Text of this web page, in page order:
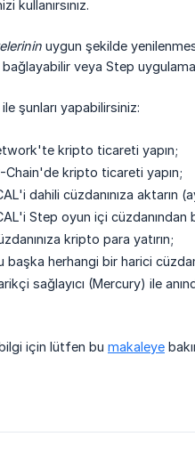
kullanırsınız.
uygun şekilde
veya Step
şunları yapabilirsiniz:
kripto ticareti yapın;
Chain'de kripto ticareti yapın;
dahili cüzdanınıza aktarın
Step oyun içi cüzdanından
kripto para yatırın;
başka herhangi bir harici
sağlayıcı (Mercury) ile
için lütfen bu makaleye